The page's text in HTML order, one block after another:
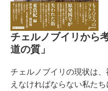
チェルノブイリから
道の質」
チェルノブイリの現状は
えなければならない私た